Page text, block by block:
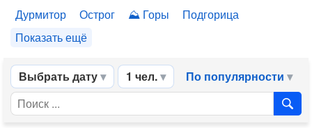
Дурмитор
Острог Горы
Подгорица
Показать ещё
Выбрать дату 1 чел. По популярности